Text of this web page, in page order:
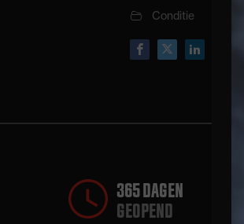
Conditie
365 DAGEN
GEOPEND